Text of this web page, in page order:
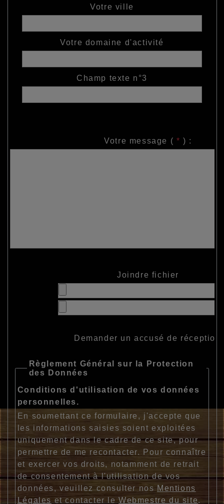
Votre ville
Votre domaine d'activité
Champ texte n°3
Votre message ( * ) :
Joindre fichier
Demander un accusé de réception
Règlement Général sur la Protection
des Données
Conditions d'utilisation de vos données
personnelles.
En soumettant ce formulaire, j'accepte que
les informations saisies soient exploitées
uniquement dans le cadre de ce site, pour
permettre de me recontacter. Pour connaître
et exercer vos droits, notamment de retrait
de consentement à l'utilisation de vos
données, veuillez consulter nos Mentions
Légales et contacter leWebmestre du site.